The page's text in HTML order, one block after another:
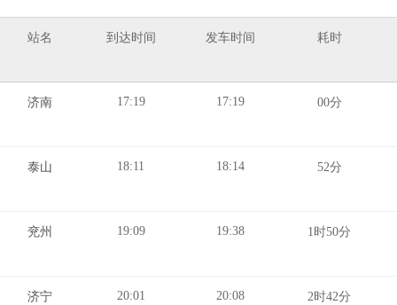
站名 到达时间 发车时间 耗时
济南 17:19 17:19 00分
泰山 18:11 18:14 52分
兖州 19:09 19:38 1时50分
济宁 20:01 20:08 2时42分